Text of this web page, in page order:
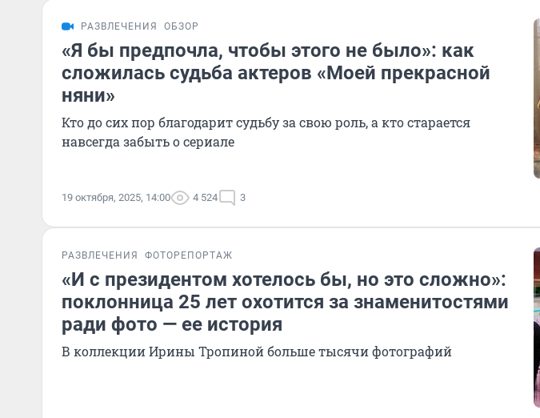
РАЗВЛЕЧЕНИЯ ОБЗОР
«Я бы предпочла, чтобы этого не было»: как
сложилась судьба актеров «Моей прекрасной
няни»
Кто до сих пор благодарит судьбу за свою роль, а кто старается
навсегда забыть о сериале
19 октября, 2025, 14:00 4 524 3
РАЗВЛЕЧЕНИЯ ФОТОРЕПОРТАЖ
«И с президентом хотелось бы, но это сложно»:
поклонница 25 лет охотится за знаменитостями
ради фото — ее история
В коллекции Ирины Тропиной больше тысячи фотографий